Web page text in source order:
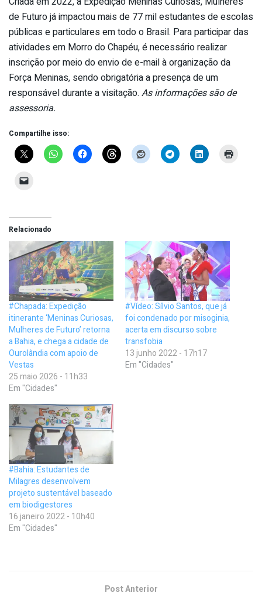
de Futuro já impactou mais de 77 mil estudantes de escolas
públicas e particulares em todo o Brasil. Para participar das
atividades em Morro do Chapéu, é necessário realizar
inscrição por meio do envio de e-mail à organização da
Força Meninas, sendo obrigatória a presença de um
responsável durante a visitação. As informações são de
assessoria.
Compartilhe isso:
Relacionado
#Chapada: Expedição
itinerante ‘Meninas Curiosas,
Mulheres de Futuro’ retorna
a Bahia, e chega a cidade de
Ourolândia com apoio de
Vestas
25 maio 2026 - 11h33
Em "Cidades"
#Vídeo: Sílvio Santos, que já
foi condenado por misoginia,
acerta em discurso sobre
transfobia
13 junho 2022 - 17h17
Em "Cidades"
#Bahia: Estudantes de
Milagres desenvolvem
projeto sustentável baseado
em biodigestores
16 janeiro 2022 - 10h40
Em "Cidades"
Post Anterior